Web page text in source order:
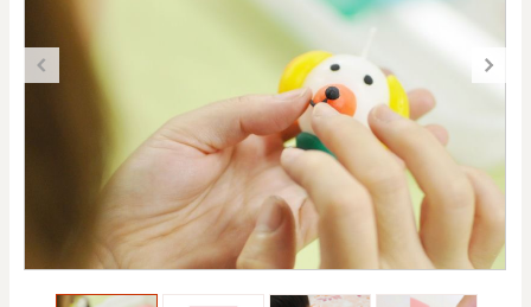
カテゴリから探す
#タグから探す
価格で探す
20000